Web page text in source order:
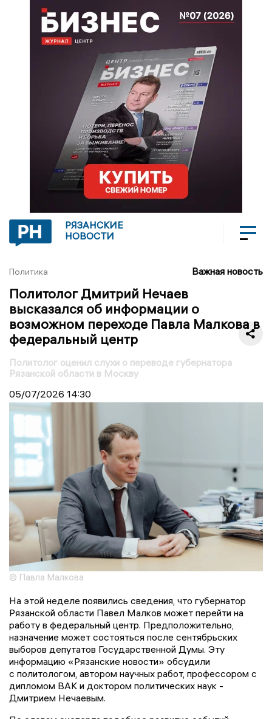
РЯЗАНСКИЕ
НОВОСТИ
Политика Важная новость
Политолог Дмитрий Нечаев
высказался об информации о
возможном переходе Павла Малкова в
федеральный центр
Политолог оценил слухи о переводе губернатора
Рязанской области в Москву
05/07/2026 14:30
© Павла Малкова
На этой неделе появились сведения, что губернатор
Рязанской области Павел Малков может перейти на
работу в федеральный центр. Предположительно,
назначение может состояться после сентябрьских
выборов депутатов Государственной Думы. Эту
информацию «Рязанские новости» обсудили
с политологом, автором научных работ, профессором с
дипломом ВАК и доктором политических наук -
Дмитрием Нечаевым.